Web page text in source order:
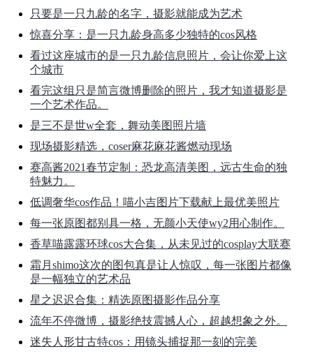
只要是一只九龄的名字，摄影就能成为艺术
惊喜分享：是一只九龄身高多少独特的cos风格
看过这座城市的是一只九龄信息照片，会让你爱上这
个城市
看完这组只是简言微博删除的照片，我才知道摄影是
一个艺术作品。
是三不是世w全套，舞动美图照片墙
现场摄影精选，coser麻花麻花酱燃动现场
赛高酱2021春节定制：恐龙高清美图，远古生命的独
特魅力。
低调奢华cos作品！喵小吉图片下载献上最优美照片
每一张原图都别具一格，无颜小天使wy2用心制作。
香草喵露露环球cos大合集，从未见过的cosplay大联赛
霜月shimo这次的图包真是让人惊叹，每一张图片都像
是一幅独立的艺术品
星之迟迟合集：精选原图摄影作品分享
流年不停微博，摄影绝技震撼人心，超越想象之外。
迷失人形甘古特cos：用镜头捕捉那一刻的完美